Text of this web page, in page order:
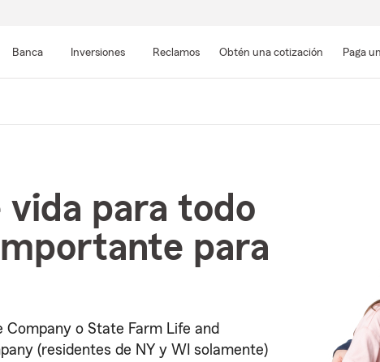
contenido
Banca Inversiones Reclamos Obtén una cotización Paga
vida para todo
para
o State Farm Life and
(residentes de NY y WI solamente)